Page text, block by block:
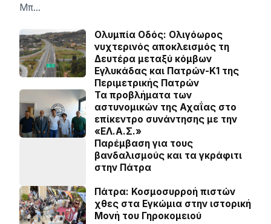
Μπ…
Ολυμπία Οδός: Ολιγόωρος
νυχτερινός αποκλεισμός τη
Δευτέρα μεταξύ κόμβων
Εγλυκάδας και Πατρών-Κ1 της
Περιμετρικής Πατρών
Τα προβλήματα των
αστυνομικών της Αχαΐας στο
επίκεντρο συνάντησης με την
«ΕΛ.Α.Σ.»
Παρέμβαση για τους
βανδαλισμούς και τα γκράφιτι
στην Πάτρα
Πάτρα: Κοσµοσυρροή πιστών
χθες στα Εγκώµια στην ιστορική
Μονή του Γηροκοµειού